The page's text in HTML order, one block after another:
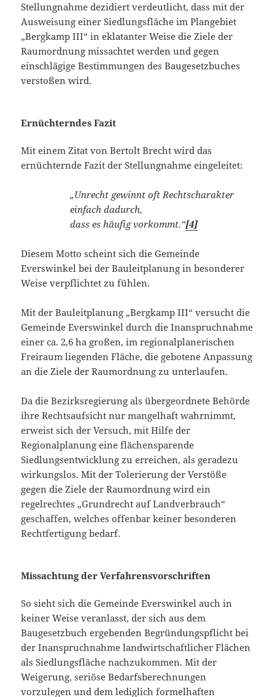
Stellungnahme dezidiert verdeutlicht, dass mit der
Ausweisung einer Siedlungsfläche im Plangebiet
„Bergkamp III“ in eklatanter Weise die Ziele der
Raumordnung missachtet werden und gegen
einschlägige Bestimmungen des Baugesetzbuches
verstoßen wird.
Ernüchterndes Fazit
Mit einem Zitat von Bertolt Brecht wird das
ernüchternde Fazit der Stellungnahme eingeleitet:
„Unrecht gewinnt oft Rechtscharakter
einfach dadurch,
dass es häufig vorkommt.“[4]
Diesem Motto scheint sich die Gemeinde
Everswinkel bei der Bauleitplanung in besonderer
Weise verpflichtet zu fühlen.
Mit der Bauleitplanung „Bergkamp III“ versucht die
Gemeinde Everswinkel durch die Inan­spruchnahme
einer ca. 2,6 ha großen, im regionalplanerischen
Freiraum liegenden Fläche, die gebotene Anpassung
an die Ziele der Raumordnung zu unterlaufen.
Da die Bezirksregierung als übergeordnete Behörde
ihre Rechtsaufsicht nur mangelhaft wahrnimmt,
erweist sich der Versuch, mit Hilfe der
Regionalplanung eine flächensparende
Siedlungsentwicklung zu erreichen, als geradezu
wirkungslos. Mit der Tolerierung der Verstöße
gegen die Ziele der Raumordnung wird ein
regelrechtes „Grundrecht auf Landverbrauch“
geschaffen, welches offenbar keiner besonderen
Rechtfertigung bedarf.
Missachtung der Verfahrensvorschriften
So sieht sich die Gemeinde Everswinkel auch in
keiner Weise veranlasst, der sich aus dem
Baugesetzbuch ergebenden Begründungspflicht bei
der Inanspruchnahme landwirtschaftlicher Flächen
als Siedlungsfläche nachzukommen. Mit der
Weigerung, seriöse Bedarfsberechnungen
vorzulegen und dem lediglich formelhaften